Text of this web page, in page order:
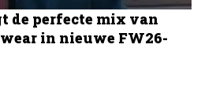
de perfecte mix van
in nieuwe FW26-